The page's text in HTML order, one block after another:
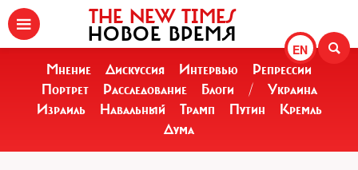
EN
THE NEW TIMES
НОВОЕ ВРЕМЯ
Мнение Дискуссия Интервью
Репрессии
Портрет
Расследование Блоги /
Украина
Израиль
Навальный Трамп Путин
Кремль
Дума